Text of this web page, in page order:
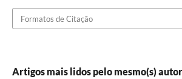
Formatos de Citação
Artigos mais lidos pelo mesmo(s)